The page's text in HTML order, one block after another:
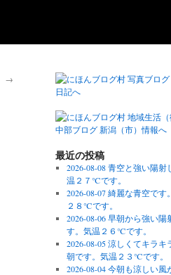
→
最近の投稿
2026-08-08 青空と強い陽射
温２７℃です。
2026-08-07 綺麗な青空です
２８℃です。
2026-08-06 早朝から強い陽
す。気温２６℃です。
2026-08-05 涼しくてキラキ
朝です。気温２３℃です。
2026-08-04 今朝も涼しい風